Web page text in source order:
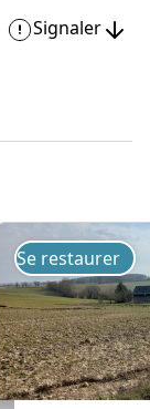
Signaler
Se restaurer